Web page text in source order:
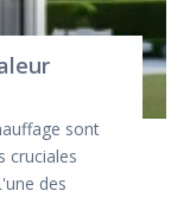
sont
cruciales
des